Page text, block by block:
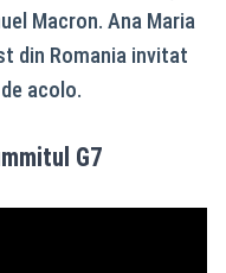
Macron. Ana Maria
din Romania invitat
acolo.
G7